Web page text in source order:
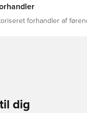
forhandler af
dig